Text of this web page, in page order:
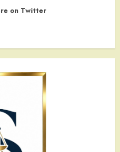
on Twitter